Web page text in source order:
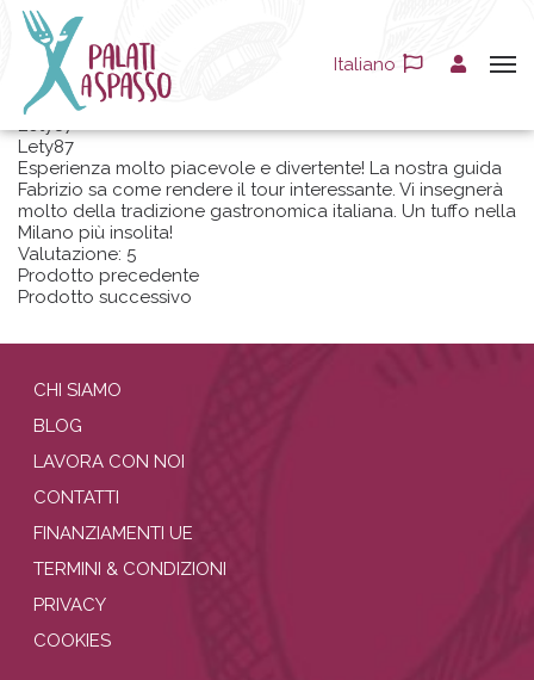
Italiano
Recensioni
Lety87
Lety87
Esperienza molto piacevole e divertente! La nostra guida
Fabrizio sa come rendere il tour interessante. Vi insegnerà
molto della tradizione gastronomica italiana. Un tuffo nella
Milano più insolita!
Valutazione: 5
Prodotto precedente
Prodotto successivo
CHI SIAMO
BLOG
LAVORA CON NOI
CONTATTI
FINANZIAMENTI UE
TERMINI & CONDIZIONI
PRIVACY
COOKIES